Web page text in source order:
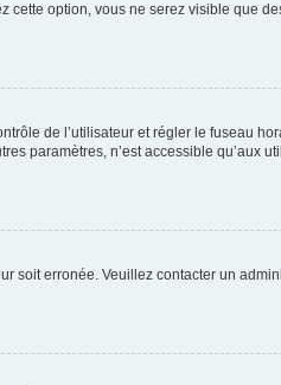
cette option, vous ne serez visible que
de l’utilisateur et régler le fuseau
paramètres, n’est accessible qu’aux
soit erronée. Veuillez contacter un